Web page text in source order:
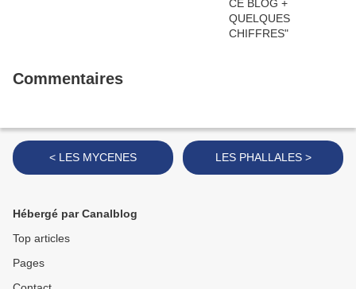
Commentaires
< LES MYCENES LES PHALLALES >
Hébergé par Canalblog
Top articles
Pages